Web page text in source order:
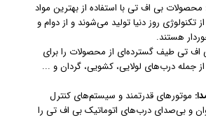
محصولات بی اف تی با استفاده از بهترین مواد
از تکنولوژی روز دنیا تولید می‌شوند و از دوام و
هستند.
اف تی طیف گسترده‌ای از محصولات را برای
جمله درب‌های لولایی، کشویی، گردان و ...
موتورهای قدرتمند و سیستم‌های کنترل
و بی‌صدای درب‌های اتوماتیک بی اف تی را